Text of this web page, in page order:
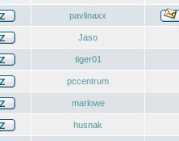
pavlinaxx
Jaso
tiger01
pccentrum
marlowe
husnak